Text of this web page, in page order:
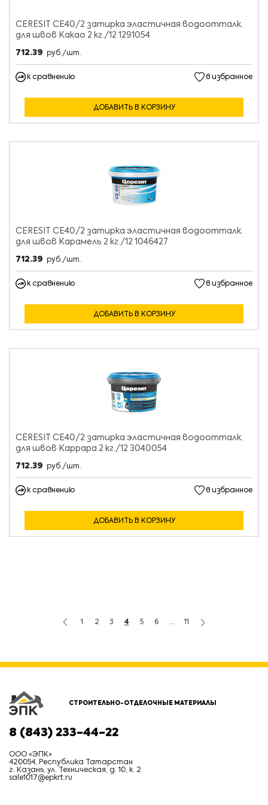
CERESIT CE40/2 затирка эластичная водоотталк.
для швов Какао 2 кг./12 1291054
712.39 руб./шт.
к сравнению в избранное
ДОБАВИТЬ В КОРЗИНУ
CERESIT CE40/2 затирка эластичная водоотталк.
для швов Карамель 2 кг./12 1046427
712.39 руб./шт.
к сравнению в избранное
ДОБАВИТЬ В КОРЗИНУ
CERESIT CE40/2 затирка эластичная водоотталк.
для швов Каррара 2 кг./12 3040054
712.39 руб./шт.
к сравнению в избранное
ДОБАВИТЬ В КОРЗИНУ
1 2 3 4 5 6 ... 11
СТРОИТЕЛЬНО-ОТДЕЛОЧНЫЕ МАТЕРИАЛЫ
8 (843) 233-44-22
ООО «ЭПК»
420054, Республика Татарстан
г. Казань, ул. Техническая, д. 10, к. 2
sale1017@epkrt.ru